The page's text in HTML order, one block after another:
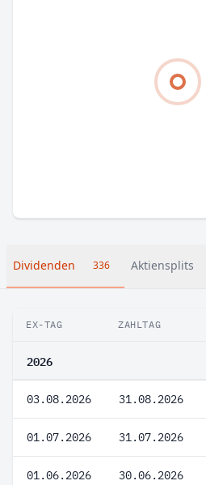
Dividenden 336 Aktiensplits
EX-TAG ZAHLTAG
2026
03.08.2026 31.08.2026
01.07.2026 31.07.2026
01.06.2026 30.06.2026